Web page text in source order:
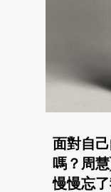
面對自
嗎？周
慢慢忘了